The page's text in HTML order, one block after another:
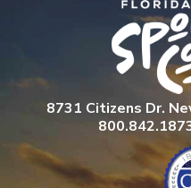
8731 Citizens Dr.